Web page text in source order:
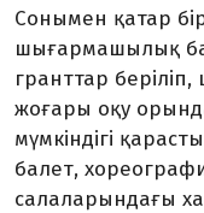
Сонымен қатар
шығармашылық
гранттар
жоғары оқу
мүмкіндігі
балет,
салаларындағы